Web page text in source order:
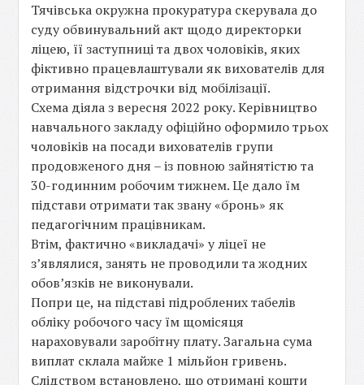
Тячівська окружна прокуратура скерувала до
суду обвинувальний акт щодо директорки
ліцею, її заступниці та двох чоловіків, яких
фіктивно працевлаштували як вихователів для
отримання відстрочки від мобілізації.
Схема діяла з вересня 2022 року. Керівництво
навчального закладу офіційно оформило трьох
чоловіків на посади вихователів групи
продовженого дня – із повною зайнятістю та
30-годинним робочим тижнем. Це дало їм
підстави отримати так звану «бронь» як
педагогічним працівникам.
Втім, фактично «викладачі» у ліцеї не
з’являлися, занять не проводили та жодних
обов’язків не виконували.
Попри це, на підставі підроблених табелів
обліку робочого часу їм щомісяця
нараховували заробітну плату. Загальна сума
виплат склала майже 1 мільйон гривень.
Слідством встановлено, що отримані кошти